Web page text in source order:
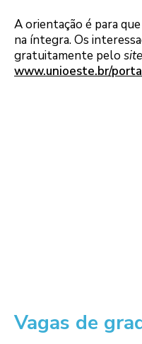
A orientação é para
na íntegra. Os
gratuitamente pelo site
www.unioeste.br/
Vagas de